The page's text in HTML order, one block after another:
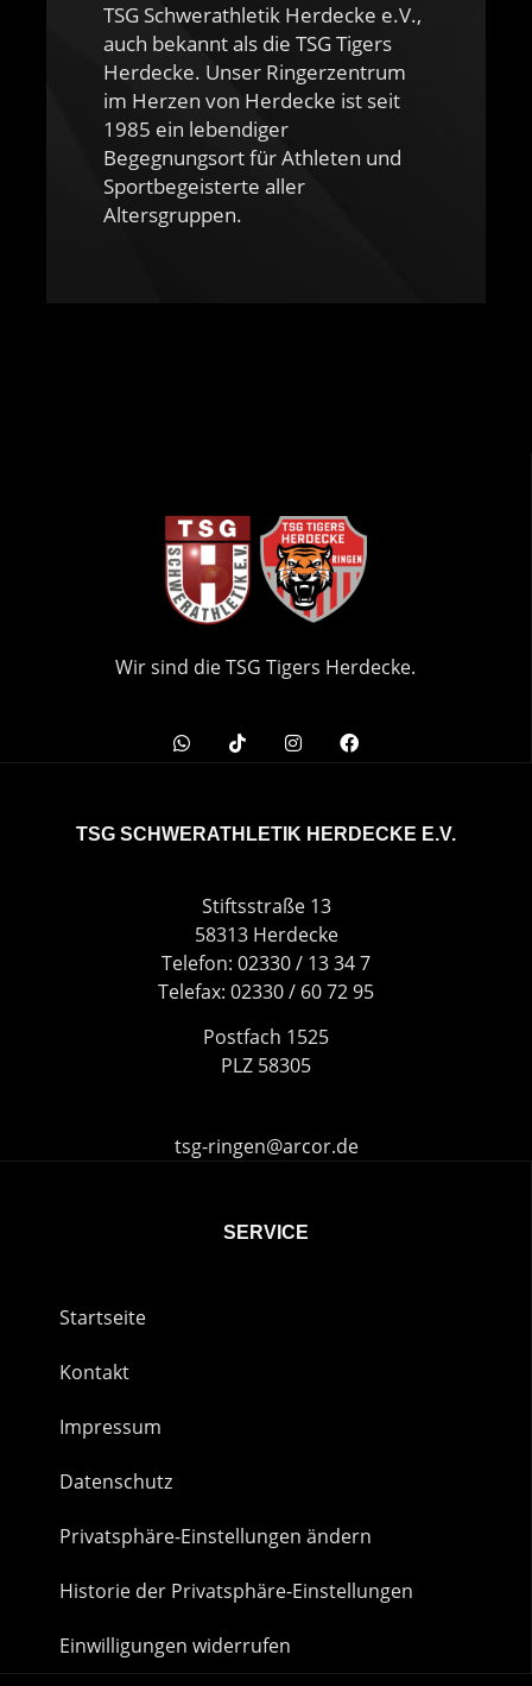
TSG Schwerathletik Herdecke e.V.,
auch bekannt als die TSG Tigers
Herdecke. Unser Ringerzentrum
im Herzen von Herdecke ist seit
1985 ein lebendiger
Begegnungsort für Athleten und
Sportbegeisterte aller
Altersgruppen.
Wir sind die TSG Tigers Herdecke.
TSG SCHWERATHLETIK HERDECKE E.V.
Stiftsstraße 13
58313 Herdecke
Telefon: 02330 / 13 34 7
Telefax: 02330 / 60 72 95
Postfach 1525
PLZ 58305
tsg-ringen@arcor.de
SERVICE
Startseite
Kontakt
Impressum
Datenschutz
Privatsphäre-Einstellungen ändern
Historie der Privatsphäre-Einstellungen
Einwilligungen widerrufen